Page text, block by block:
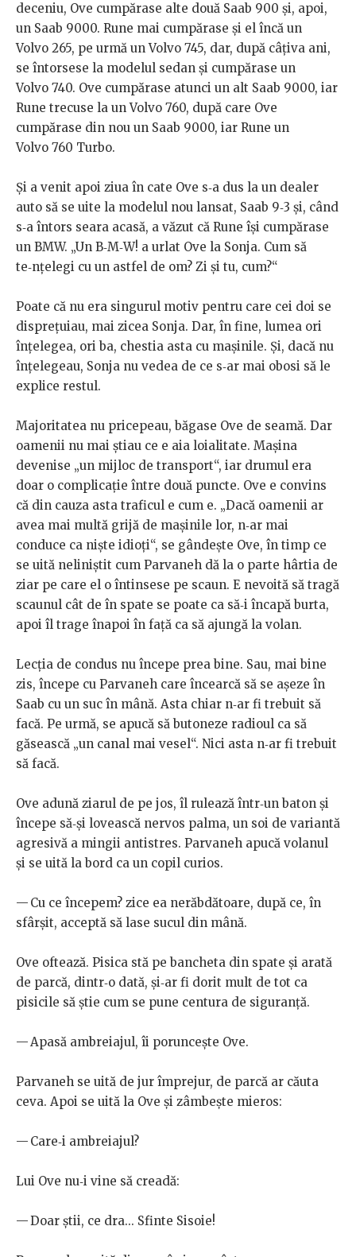
deceniu, Ove cumpărase alte două Saab 900 și, apoi,
un Saab 9000. Rune mai cumpărase și el încă un
Volvo 265, pe urmă un Volvo 745, dar, după câțiva ani,
se întorsese la modelul sedan și cumpărase un
Volvo 740. Ove cumpărase atunci un alt Saab 9000, iar
Rune trecuse la un Volvo 760, după care Ove
cumpărase din nou un Saab 9000, iar Rune un
Volvo 760 Turbo.
Și a venit apoi ziua în cate Ove s‑a dus la un dealer
auto să se uite la modelul nou lansat, Saab 9‑3 și, când
s‑a întors seara acasă, a văzut că Rune își cumpărase
un BMW. „Un B‑M‑W! a urlat Ove la Sonja. Cum să
te‑nțelegi cu un astfel de om? Zi și tu, cum?“
Poate că nu era singurul motiv pentru care cei doi se
disprețuiau, mai zicea Sonja. Dar, în fine, lumea ori
înțelegea, ori ba, chestia asta cu mașinile. Și, dacă nu
înțelegeau, Sonja nu vedea de ce s‑ar mai obosi să le
explice restul.
Majoritatea nu pricepeau, băgase Ove de seamă. Dar
oamenii nu mai știau ce e aia loialitate. Mașina
devenise „un mijloc de transport“, iar drumul era
doar o complicație între două puncte. Ove e convins
că din cauza asta traficul e cum e. „Dacă oamenii ar
avea mai multă grijă de mașinile lor, n‑ar mai
conduce ca niște idioți“, se gândește Ove, în timp ce
se uită neliniștit cum Parvaneh dă la o parte hârtia de
ziar pe care el o întinsese pe scaun. E nevoită să tragă
scaunul cât de în spate se poate ca să‑i încapă burta,
apoi îl trage înapoi în față ca să ajungă la volan.
Lecția de condus nu începe prea bine. Sau, mai bine
zis, începe cu Parvaneh care încearcă să se așeze în
Saab cu un suc în mână. Asta chiar n‑ar fi trebuit să
facă. Pe urmă, se apucă să butoneze radioul ca să
găsească „un canal mai vesel“. Nici asta n‑ar fi trebuit
să facă.
Ove adună ziarul de pe jos, îl rulează într‑un baton și
începe să‑și lovească nervos palma, un soi de variantă
agresivă a mingii antistres. Parvaneh apucă volanul
și se uită la bord ca un copil curios.
— Cu ce începem? zice ea nerăbdătoare, după ce, în
sfârșit, acceptă să lase sucul din mână.
Ove oftează. Pisica stă pe bancheta din spate și arată
de parcă, dintr‑o dată, și‑ar fi dorit mult de tot ca
pisicile să știe cum se pune centura de siguranță.
— Apasă ambreiajul, îi poruncește Ove.
Parvaneh se uită de jur împrejur, de parcă ar căuta
ceva. Apoi se uită la Ove și zâmbește mieros:
— Care‑i ambreiajul?
Lui Ove nu‑i vine să creadă:
— Doar știi, ce dra... Sfinte Sisoie!